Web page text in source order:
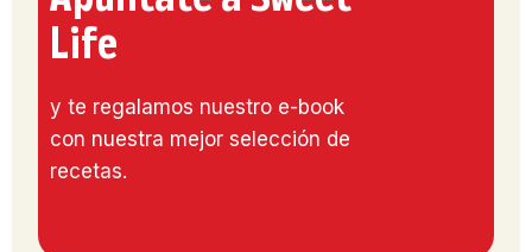
Life
y te regalamos nuestro e-book
con nuestra mejor selección de
recetas.